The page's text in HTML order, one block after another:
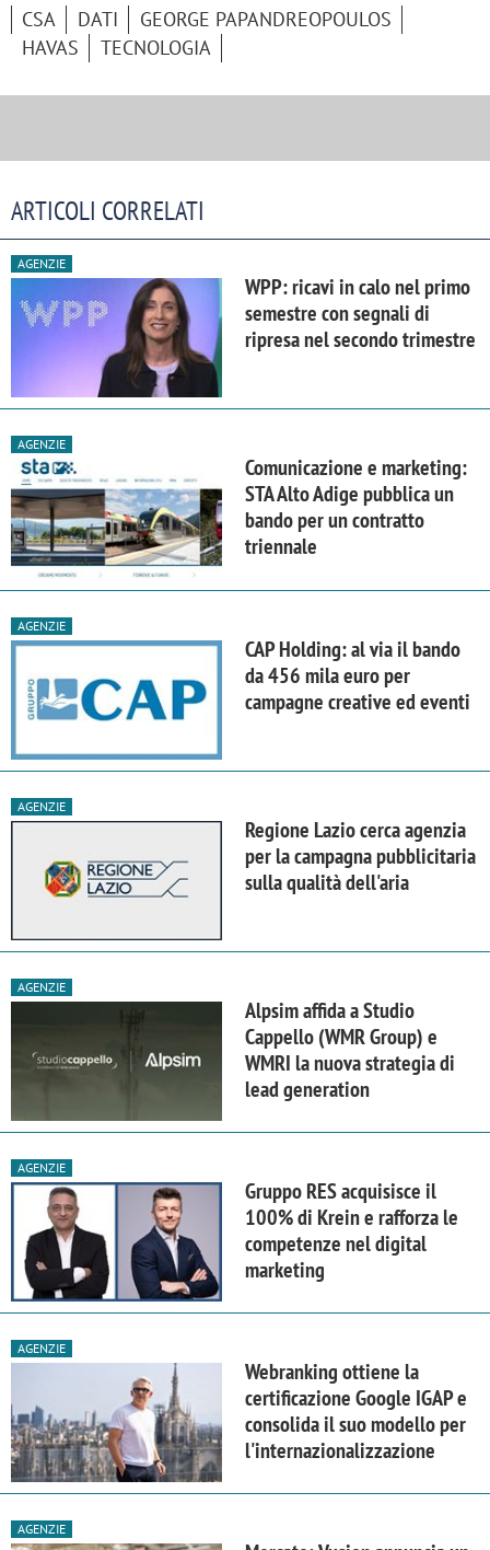
CSA DATI
GEORGE PAPANDREOPOULOS
HAVAS
TECNOLOGIA
ARTICOLI CORRELATI
AGENZIE
WPP: ricavi in calo nel primo
semestre con segnali di
ripresa nel secondo trimestre
AGENZIE
Comunicazione e marketing:
STA Alto Adige pubblica un
bando per un contratto
triennale
AGENZIE
CAP Holding: al via il bando
da 456 mila euro per
campagne creative ed eventi
AGENZIE
Regione Lazio cerca agenzia
per la campagna pubblicitaria
sulla qualità dell'aria
AGENZIE
Alpsim affida a Studio
Cappello (WMR Group) e
WMRI la nuova strategia di
lead generation
AGENZIE
Gruppo RES acquisisce il
100% di Krein e rafforza le
competenze nel digital
marketing
AGENZIE
Webranking ottiene la
certificazione Google IGAP e
consolida il suo modello per
l'internazionalizzazione
AGENZIE